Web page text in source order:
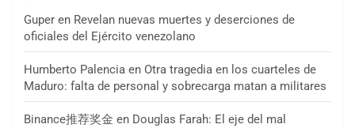
Guper en Revelan nuevas muertes y deserciones de
oficiales del Ejército venezolano
Humberto Palencia en Otra tragedia en los cuarteles de
Maduro: falta de personal y sobrecarga matan a militares
Binance推荐奖金 en Douglas Farah: El eje del mal